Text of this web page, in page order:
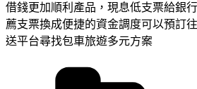
借錢更加順利產品，現息低支票給銀
薦支票換成便捷的資金調度可以預訂
送平台尋找包車旅遊多元方案